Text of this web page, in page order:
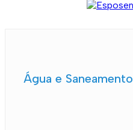
Água e Saneamento